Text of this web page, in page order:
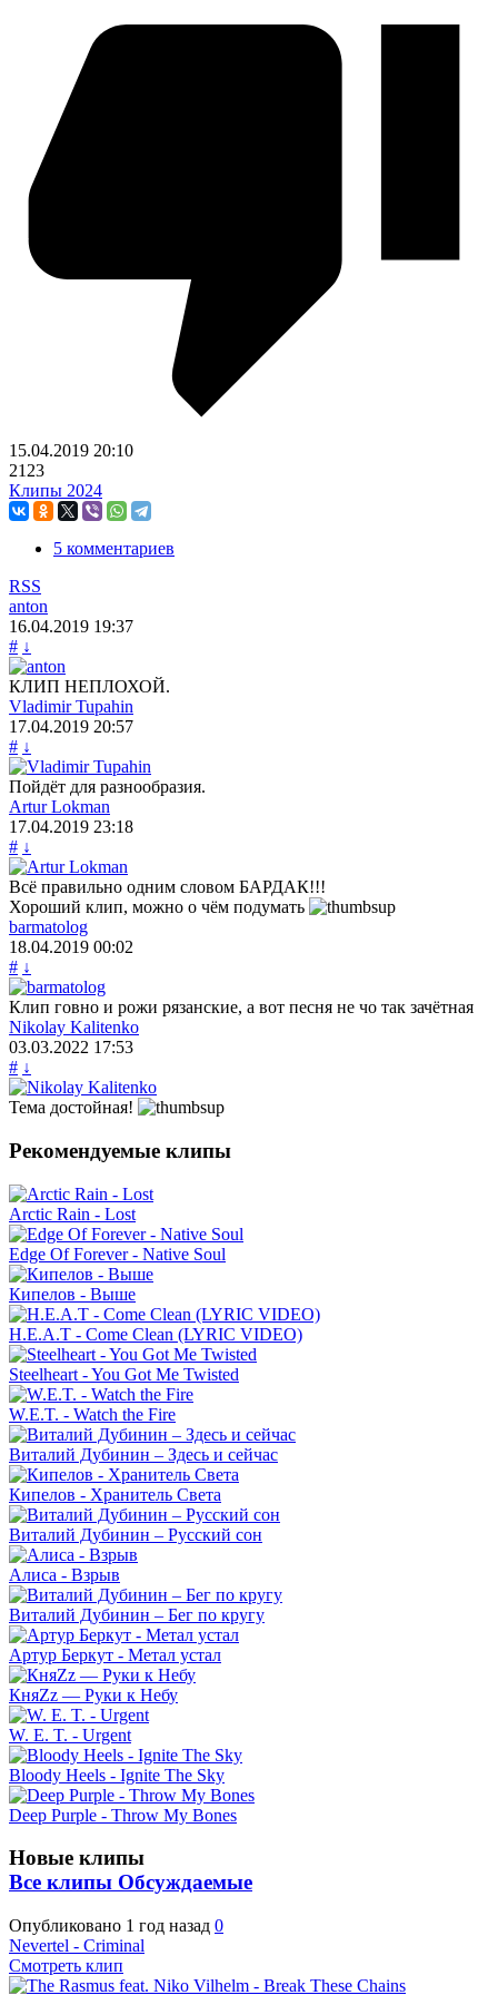
15.04.2019 20:10
2123
Клипы 2024
5 комментариев
RSS
anton
16.04.2019 19:37
# ↓
КЛИП НЕПЛОХОЙ.
Vladimir Tupahin
17.04.2019 20:57
# ↓
Пойдёт для разнообразия.
Artur Lokman
17.04.2019 23:18
# ↓
Всё правильно одним словом БАРДАК!!!
Хороший клип, можно о чём подумать
barmatolog
18.04.2019 00:02
# ↓
Клип говно и рожи рязанские, а вот песня не чо так зачётная
Nikolay Kalitenko
03.03.2022 17:53
# ↓
Тема достойная!
Рекомендуемые клипы
Arctic Rain - Lost
Edge Of Forever - Native Soul
Кипелов - Выше
H.E.A.T - Come Clean (LYRIC VIDEO)
Steelheart - You Got Me Twisted
W.E.T. - Watch the Fire
Виталий Дубинин – Здесь и сейчас
Кипелов - Хранитель Света
Виталий Дубинин – Русский сон
Алиса - Взрыв
Виталий Дубинин – Бег по кругу
Артур Беркут - Метал устал
КняZz — Руки к Небу
W. E. T. - Urgent
Bloody Heels - Ignite The Sky
Deep Purple - Throw My Bones
Новые клипы
Все клипы Обсуждаемые
Опубликовано 1 год назад 0
Nevertel - Criminal
Смотреть клип